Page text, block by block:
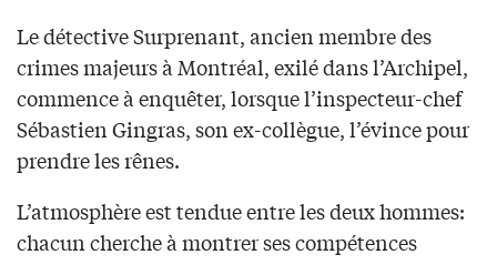
Le détective Surprenant, ancien membre des
crimes majeurs à Montréal, exilé dans l’Archipel,
commence à enquêter, lorsque l’inspecteur-chef
Sébastien Gingras, son ex-collègue, l’évince pour
prendre les rênes.
L’atmosphère est tendue entre les deux hommes:
chacun cherche à montrer ses compétences